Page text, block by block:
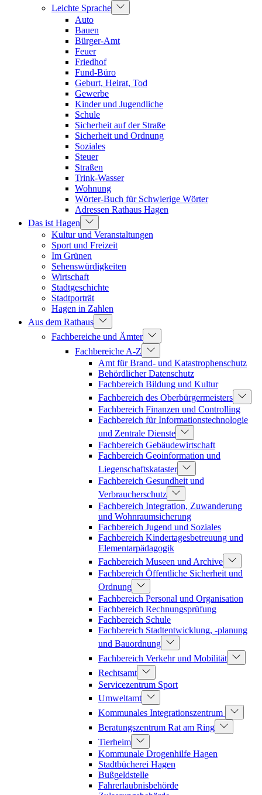
Leichte Sprache
Auto
Bauen
Bürger-Amt
Feuer
Friedhof
Fund-Büro
Geburt, Heirat, Tod
Gewerbe
Kinder und Jugendliche
Schule
Sicherheit auf der Straße
Sicherheit und Ordnung
Soziales
Steuer
Straßen
Trink-Wasser
Wohnung
Wörter-Buch für Schwierige Wörter
Adressen Rathaus Hagen
Das ist Hagen
Kultur und Veranstaltungen
Sport und Freizeit
Im Grünen
Sehenswürdigkeiten
Wirtschaft
Stadtgeschichte
Stadtporträt
Hagen in Zahlen
Aus dem Rathaus
Fachbereiche und Ämter
Fachbereiche A-Z
Amt für Brand- und Katastrophenschutz
Behördlicher Datenschutz
Fachbereich Bildung und Kultur
Fachbereich des Oberbürgermeisters
Fachbereich Finanzen und Controlling
Fachbereich für Informationstechnologie
und Zentrale Dienste
Fachbereich Gebäudewirtschaft
Fachbereich Geoinformation und
Liegenschaftskataster
Fachbereich Gesundheit und
Verbraucherschutz
Fachbereich Integration, Zuwanderung
und Wohnraumsicherung
Fachbereich Jugend und Soziales
Fachbereich Kindertagesbetreuung und
Elementarpädagogik
Fachbereich Museen und Archive
Fachbereich Öffentliche Sicherheit und
Ordnung
Fachbereich Personal und Organisation
Fachbereich Rechnungsprüfung
Fachbereich Schule
Fachbereich Stadtentwicklung, -planung
und Bauordnung
Fachbereich Verkehr und Mobilität
Rechtsamt
Servicezentrum Sport
Umweltamt
Kommunales Integrationszentrum
Beratungszentrum Rat am Ring
Tierheim
Kommunale Drogenhilfe Hagen
Stadtbücherei Hagen
Bußgeldstelle
Fahrerlaubnisbehörde